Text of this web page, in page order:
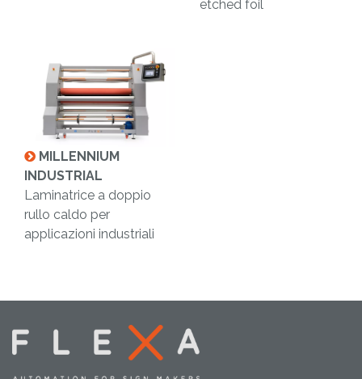
etched foil
MILLENNIUM
INDUSTRIAL
Laminatrice a doppio
rullo caldo per
applicazioni industriali